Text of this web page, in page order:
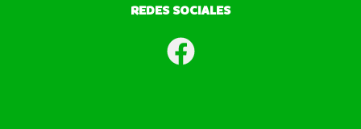
REDES SOCIALES